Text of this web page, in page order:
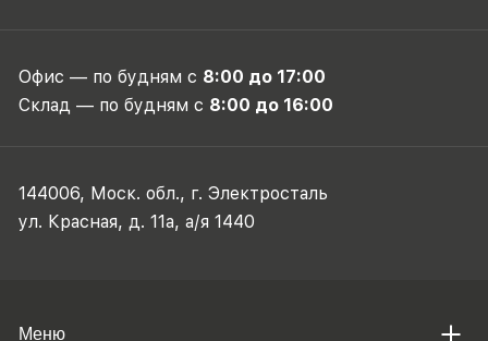
Офис — по будням с 8:00 до 17:00
Склад — по будням с 8:00 до 16:00
144006, Моск. обл., г. Электросталь
ул. Красная, д. 11а, а/я 1440
Меню